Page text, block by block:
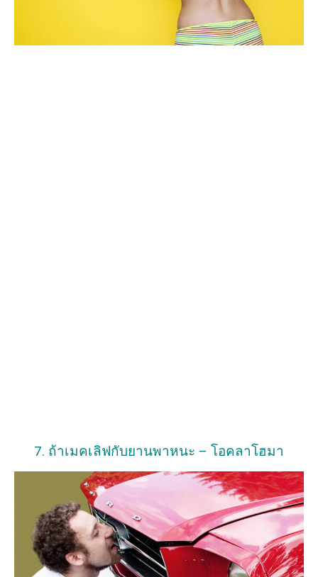
7. ถ้าเมคเลิฟกับยานพาหนะ – โอคลาโฮมา